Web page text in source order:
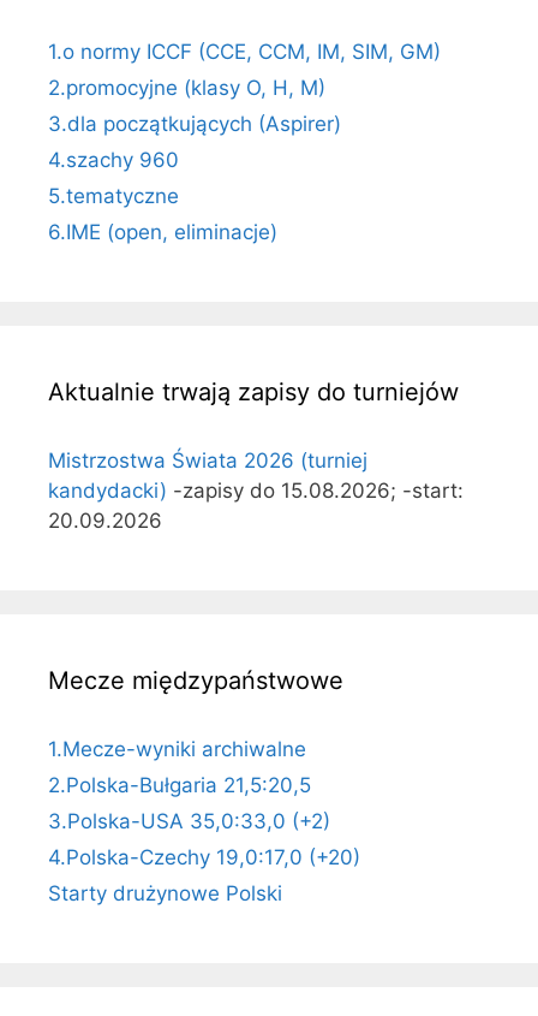
1.o normy ICCF (CCE, CCM, IM, SIM, GM)
2.promocyjne (klasy O, H, M)
3.dla początkujących (Aspirer)
4.szachy 960
5.tematyczne
6.IME (open, eliminacje)
Aktualnie trwają zapisy do turniejów
Mistrzostwa Świata 2026 (turniej
kandydacki) -zapisy do 15.08.2026; -start:
20.09.2026
Mecze międzypaństwowe
1.Mecze-wyniki archiwalne
2.Polska-Bułgaria 21,5:20,5
3.Polska-USA 35,0:33,0 (+2)
4.Polska-Czechy 19,0:17,0 (+20)
Starty drużynowe Polski